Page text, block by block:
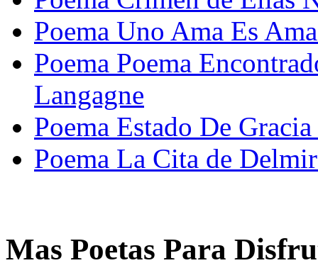
Poema Uno Ama Es
Poema Poema
Langagne
Poema Estado De
Poema La Cita de
Mas Poetas Para